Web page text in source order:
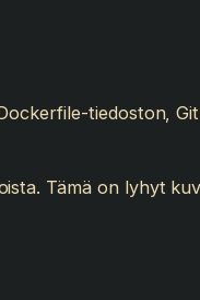
tiedoston,
Tämä on lyhyt